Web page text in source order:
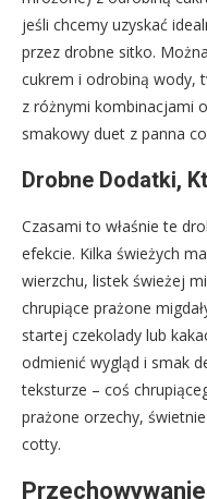
jeśli chcemy uzyskać
przez drobne sitko.
cukrem i odrobiną wody,
z różnymi kombinacjami
smakowy duet z panna
Drobne Dodatki,
Czasami to właśnie te
efekcie. Kilka świeżych
wierzchu, listek świeżej
chrupiące prażone
startej czekolady lub
odmienić wygląd i smak
teksturze – coś
prażone orzechy,
cotty.